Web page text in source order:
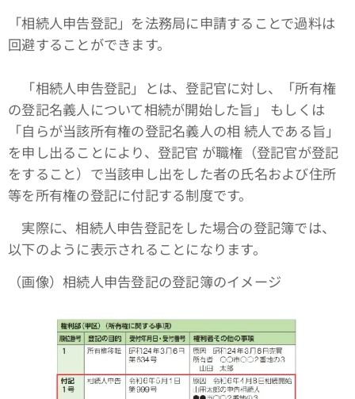
「相続人申告登記」を法務局に申請することで過料は
回避することができます。
「相続人申告登記」とは、登記官に対し、「所有権
の登記名義人について相続が開始した旨」 もしくは
「自らが当該所有権の登記名義人の相 続人である旨」
を申し出ることにより、登記官 が職権（登記官が登記
をすること）で当該申し出をした者の氏名および住所
等を所有権の登記に付記する制度です。
実際に、相続人申告登記をした場合の登記簿では、
以下のように表示されることになります。
（画像）相続人申告登記の登記簿のイメージ